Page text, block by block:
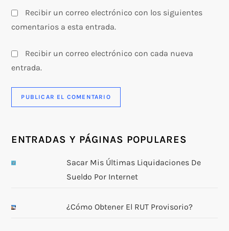
s
Recibir un correo electrónico con los siguientes
comentarios a esta entrada.
Recibir un correo electrónico con cada nueva
entrada.
ENTRADAS Y PÁGINAS POPULARES
Sacar Mis Últimas Liquidaciones De
Sueldo Por Internet
¿Cómo Obtener El RUT Provisorio?